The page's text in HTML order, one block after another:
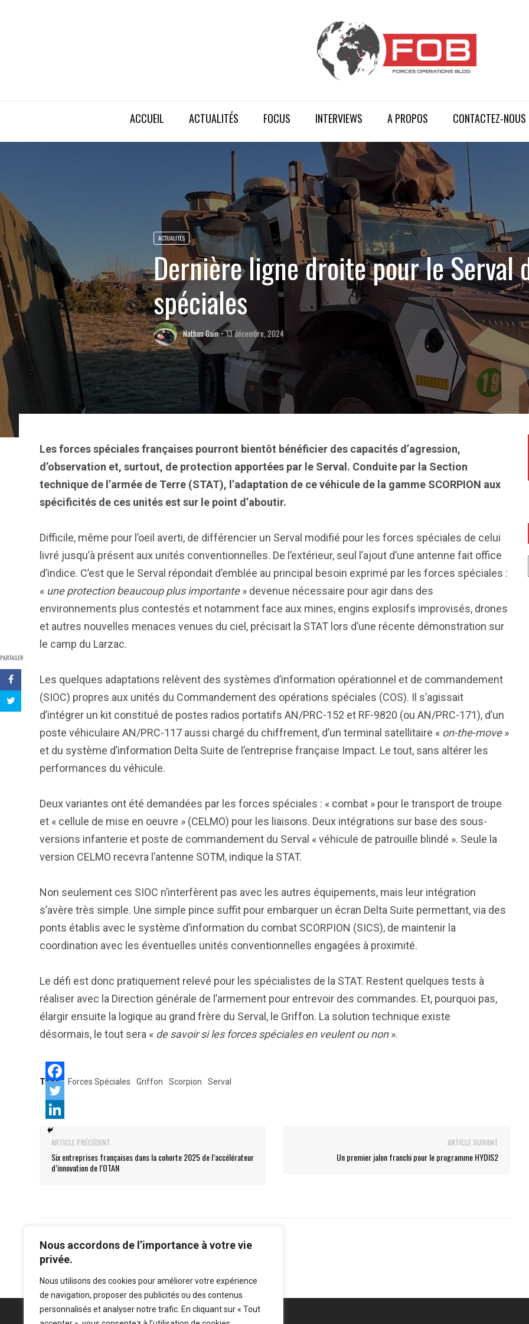
Nous accordons de l’importance à votre vie
privée.
Nous utilisons des cookies pour améliorer votre expérience
de navigation, proposer des publicités ou des contenus
personnalisés et analyser notre trafic. En cliquant sur « Tout
ACCUEIL ACTUALITÉS FOCUS INTERVIEWS A PROPOS CONTACTEZ-NOUS
ACTUALITÉS
Dernière ligne droite pour le Serval
spéciales
Nathan Gain 13 décembre, 2024
PARTAGER
Les forces spéciales françaises pourront bientôt bénéficier des capacités d’agression,
d’observation et, surtout, de protection apportées par le Serval. Conduite par la Section
technique de l’armée de Terre (STAT), l’adaptation de ce véhicule de la gamme SCORPION aux
spécificités de ces unités est sur le point d’aboutir.
Difficile, même pour l’oeil averti, de différencier un Serval modifié pour les forces spéciales de celui
livré jusqu’à présent aux unités conventionnelles. De l’extérieur, seul l’ajout d’une antenne fait office
d’indice. C’est que le Serval répondait d’emblée au principal besoin exprimé par les forces spéciales :
« une protection beaucoup plus importante» devenue nécessaire pour agir dans des
environnements plus contestés et notamment face aux mines, engins explosifs improvisés, drones
et autres nouvelles menaces venues du ciel, précisait la STAT lors d’une récente démonstration sur
le camp du Larzac.
Les quelques adaptations relèvent des systèmes d’information opérationnel et de commandement
(SIOC) propres aux unités du Commandement des opérations spéciales (COS). Il s’agissait
d’intégrer un kit constitué de postes radios portatifs AN/PRC-152 et RF-9820 (ou AN/PRC-171), d’un
poste véhiculaire AN/PRC-117 aussi chargé du chiffrement, d’un terminal satellitaire « on-the-move»
et du système d’information Delta Suite de l’entreprise française Impact. Le tout, sans altérer les
performances du véhicule.
Deux variantes ont été demandées par les forces spéciales : « combat » pour le transport de troupe
et « cellule de mise en oeuvre » (CELMO) pour les liaisons. Deux intégrations sur base des sous-
versions infanterie et poste de commandement du Serval « véhicule de patrouille blindé ». Seule la
version CELMO recevra l’antenne SOTM, indique la STAT.
Non seulement ces SIOC n’interfèrent pas avec les autres équipements, mais leur intégration
s’avère très simple. Une simple pince suffit pour embarquer un écran Delta Suite permettant, via des
ponts établis avec le système d’information du combat SCORPION (SICS), de maintenir la
coordination avec les éventuelles unités conventionnelles engagées à proximité.
Le défi est donc pratiquement relevé pour les spécialistes de la STAT. Restent quelques tests à
réaliser avec la Direction générale de l’armement pour entrevoir des commandes. Et, pourquoi pas,
élargir ensuite la logique au grand frère du Serval, le Griffon. La solution technique existe
désormais, le tout sera « de savoir si les forces spéciales en veulent ou non».
Tags: Forces Spéciales Griffon Scorpion Serval
ARTICLE PRÉCÉDENT
Six entreprises françaises dans la cohorte 2025 de l’accélérateur
d’innovation de l’OTAN
ARTICLE SUIVANT
Un premier jalon franchi pour le programme HYDIS2